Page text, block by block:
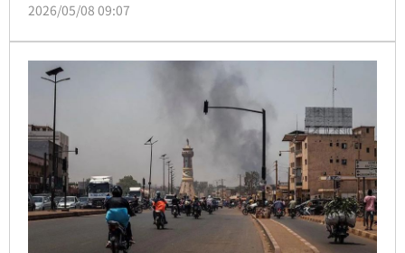
以賣出驚人的天價。
2026/05/08 09:07